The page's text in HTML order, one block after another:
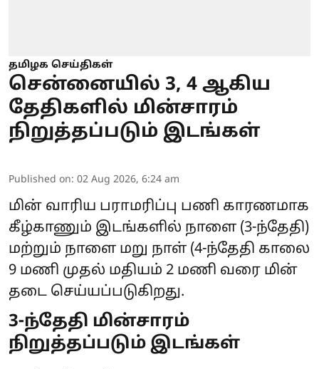
தமிழக செய்திகள்
சென்னையில் 3, 4 ஆகிய
தேதிகளில் மின்சாரம்
நிறுத்தப்படும் இடங்கள்
Published on: 02 Aug 2026, 6:24 am
மின் வாரிய பராமரிப்பு பணி காரணமாக
கீழ்காணும் இடங்களில் நாளை (3-ந்தேதி)
மற்றும் நாளை மறு நாள் (4-ந்தேதி காலை
9 மணி முதல் மதியம் 2 மணி வரை மின்
தடை செய்யப்படுகிறது.
3-ந்தேதி மின்சாரம்
நிறுத்தப்படும் இடங்கள்